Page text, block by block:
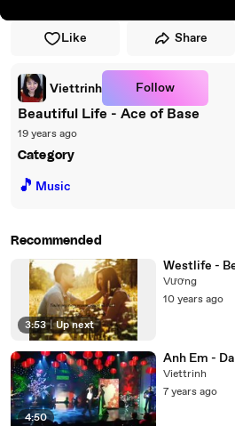
Like Share
Viettrinh Follow
Beautiful Life - Ace of Base
19 years ago
Category
🎵 Music
Recommended
3:53 | Up next
Westlife -
Vương
10 years ago
4:50
Anh Em -
Viettrinh
7 years ago